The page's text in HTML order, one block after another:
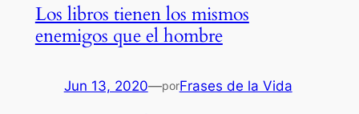
Los libros tienen los mismos
enemigos que el hombre
Jun 13, 2020—porFrases de la Vida